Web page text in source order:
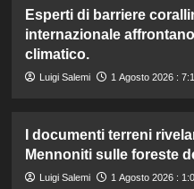
Esperti di barriere
internazionale
climatico.
Luigi Salemi 1 Agosto 2026 :
I documenti terreni
Mennoniti sulle foreste
Luigi Salemi 1 Agosto 2026 :